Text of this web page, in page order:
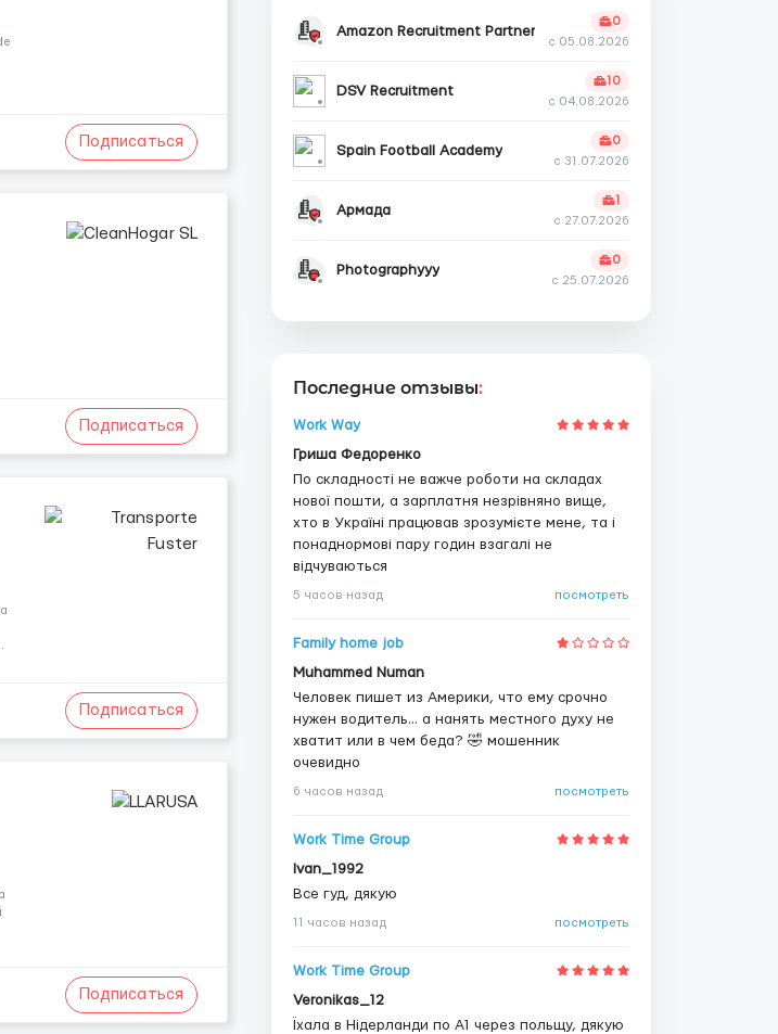
Подписаться
Подписаться
Подписаться
Подписаться
Amazon Recruitment Partner
0
с 05.08.2026
DSV Recruitment
10
с 04.08.2026
Spain Football Academy
0
с 31.07.2026
Армада
1
с 27.07.2026
Photographyyy
0
с 25.07.2026
Последние отзывы:
Work Way
Гриша Федоренко
По складності не важче роботи на складах
нової пошти, а зарплатня незрівняно вище,
хто в Україні працював зрозумієте мене, та і
понаднормові пару годин взагалі не
відчуваються
5 часов назад посмотреть
Family home job
Muhammed Numan
Человек пишет из Америки, что ему срочно
нужен водитель... а нанять местного духу не
хватит или в чем беда? 🤣 мошенник
очевидно
6 часов назад посмотреть
Work Time Group
Ivan_1992
Все гуд, дякую
11 часов назад посмотреть
Work Time Group
Veronikas_12
Їхала в Нідерланди по А1 через польщу, дякую